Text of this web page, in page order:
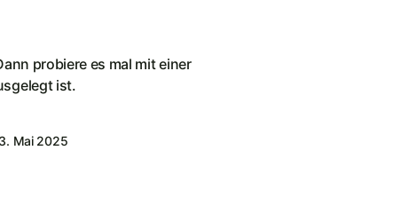
probiere es mal mit einer
ist.
Mai 2025